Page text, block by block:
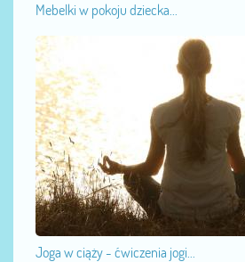
Mebelki w pokoju dziecka...
Joga w ciąży - ćwiczenia jogi...